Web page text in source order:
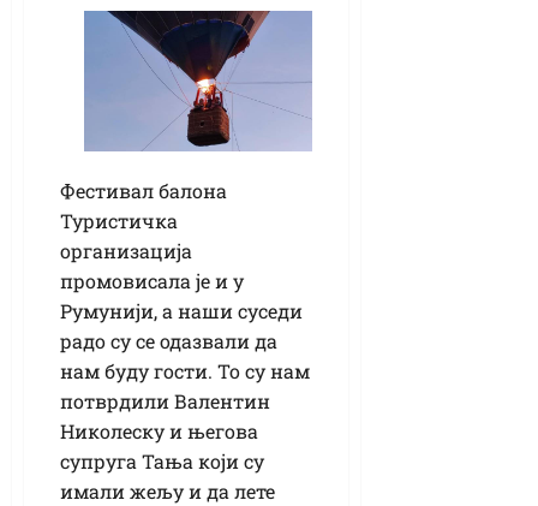
Фестивал балона
Туристичка
организација
промовисала је и у
Румунији, а наши суседи
радо су се одазвали да
нам буду гости. То су нам
потврдили Валентин
Николеску и његова
супруга Тања који су
имали жељу и да лете